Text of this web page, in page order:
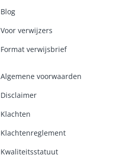
Blog
Voor verwijzers
Format verwijsbrief
Algemene voorwaarden
Disclaimer
Klachten
Klachtenreglement
Kwaliteitsstatuut